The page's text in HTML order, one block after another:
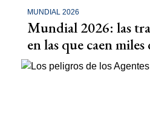
MUNDIAL 2026
Mundial 2026: las
en las que caen miles